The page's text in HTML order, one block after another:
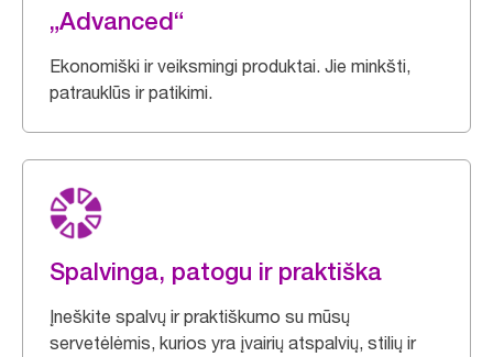
„Advanced“
Ekonomiški ir veiksmingi produktai. Jie minkšti,
patrauklūs ir patikimi.
Spalvinga, patogu ir praktiška
Įneškite spalvų ir praktiškumo su mūsų
servetėlėmis, kurios yra įvairių atspalvių, stilių ir